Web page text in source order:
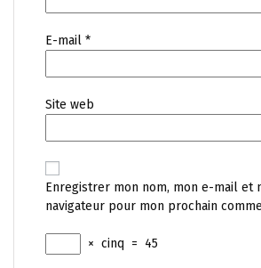
E-mail *
Site web
Enregistrer mon nom, mon e-mail et
navigateur pour mon prochain
× cinq = 45